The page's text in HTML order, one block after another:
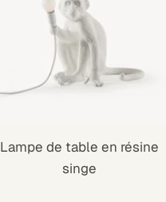
Lampe de table en résine
singe